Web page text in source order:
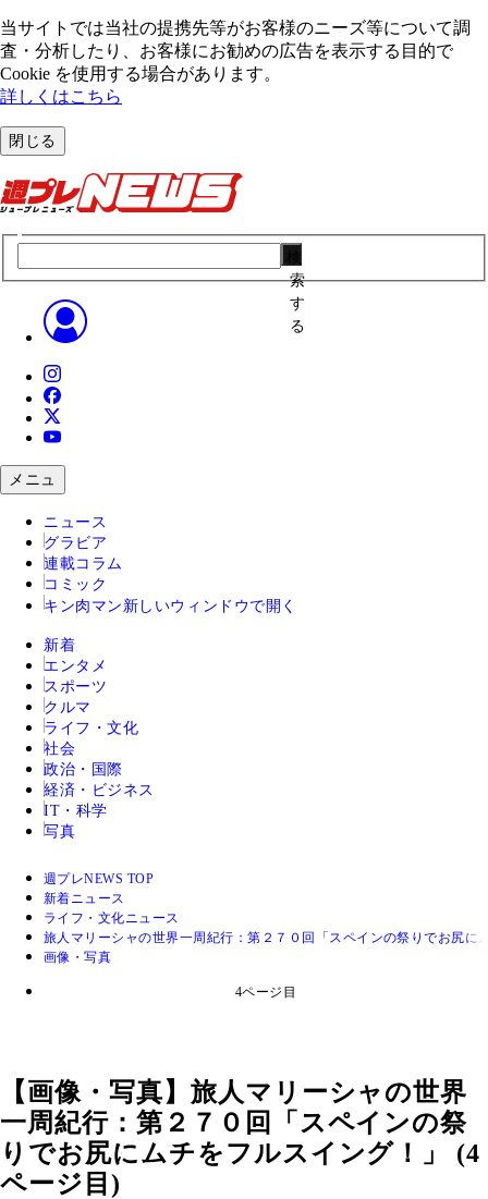
当サイトでは当社の提携先等がお客様のニーズ等について調
査・分析したり、お客様にお勧めの広告を表⽰する⽬的で
Cookie を使⽤する場合があります。
詳しくはこちら
閉じる
索
す
る
メニュ
ニュース
グラビア
連載コラム
コミック
キン肉マン 新しいウィンドウで開く
新着
エンタメ
スポーツ
クルマ
ライフ・文化
社会
政治・国際
経済・ビジネス
IT・科学
写真
週プレNEWS TOP
新着ニュース
ライフ・文化ニュース
旅人マリーシャの世界一周紀行：第２７０回「スペインの祭りでお尻に
画像・写真
4ページ目
【画像・写真】旅人マリーシャの世界
一周紀行：第２７０回「スペインの祭
りでお尻にムチをフルスイング！」 (4
ページ目)